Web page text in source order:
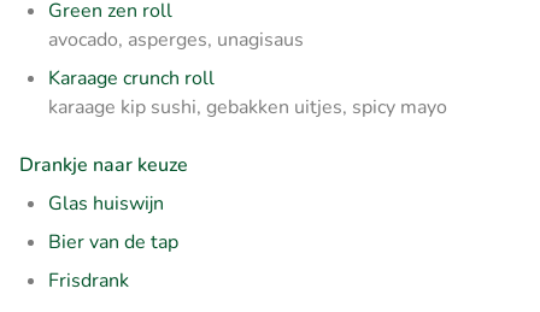
Green zen roll
avocado, asperges, unagisaus
Karaage crunch roll
karaage kip sushi, gebakken uitjes, spicy mayo
Drankje naar keuze
Glas huiswijn
Bier van de tap
Frisdrank